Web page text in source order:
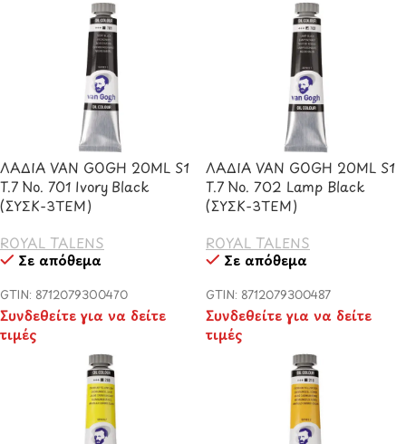
ΛΑΔΙΑ VAN GOGH 20ML S1
T.7 No. 701 Ivory Black
(ΣΥΣΚ-3ΤΕΜ)
ROYAL TALENS
Σε απόθεμα
GTIN: 8712079300470
Συνδεθείτε για να δείτε
τιμές
ΛΑΔΙΑ VAN GOGH 20ML S1
T.7 No. 702 Lamp Black
(ΣΥΣΚ-3ΤΕΜ)
ROYAL TALENS
Σε απόθεμα
GTIN: 8712079300487
Συνδεθείτε για να δείτε
τιμές